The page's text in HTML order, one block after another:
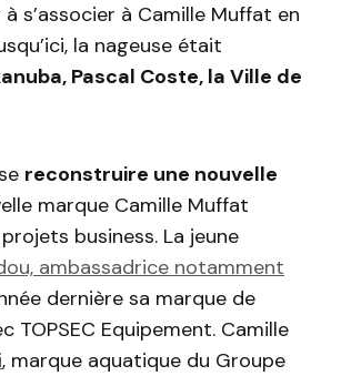
s’associer à Camille Muffat en
la nageuse était
Pascal Coste, la Ville de
reconstruire une nouvelle
marque Camille Muffat
business. La jeune
ambassadrice notamment
dernière sa marque de
TOPSEC Equipement. Camille
, marque aquatique du Groupe